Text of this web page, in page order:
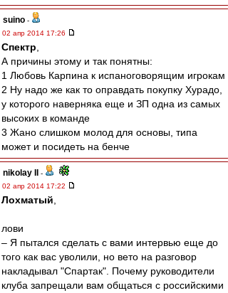
suino -
02 апр 2014 17:26
Спектр
А причины этому и так понятны:
1 Любовь Карпина к испаноговорящим игрокам
2 Ну надо же как то оправдать покупку Хурадо,
у которого наверняка еще и ЗП одна из самых
высоких в команде
3 Жано слишком молод для основы, типа
может и посидеть на бенче
nikolay II
-
02 апр 2014 17:22
Лохматый
лови
– Я пытался сделать с вами интервью еще до
того как вас уволили, но вето на разговор
накладывал "Спартак". Почему руководители
клуба запрещали вам общаться с российскими